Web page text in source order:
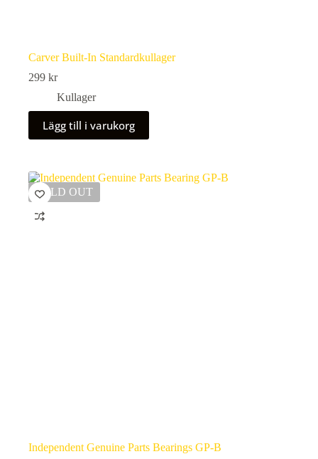
Carver Built-In Standardkullager
299 kr
Kullager
Lägg till i varukorg
SOLD OUT
Independent Genuine Parts Bearings GP-B